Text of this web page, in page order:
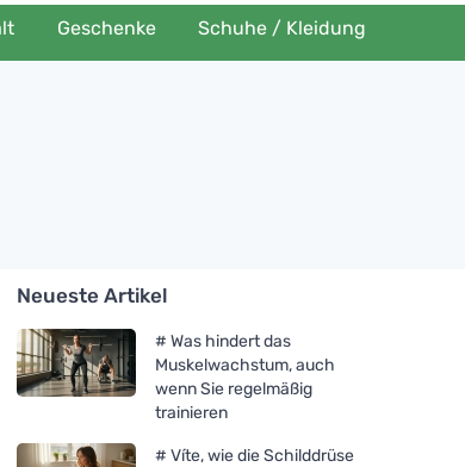
Geschenke Schuhe / Kleidung
Neueste Artikel
# Was hindert das
Muskelwachstum, auch
wenn Sie regelmäßig
trainieren
# Víte, wie die Schilddrüse